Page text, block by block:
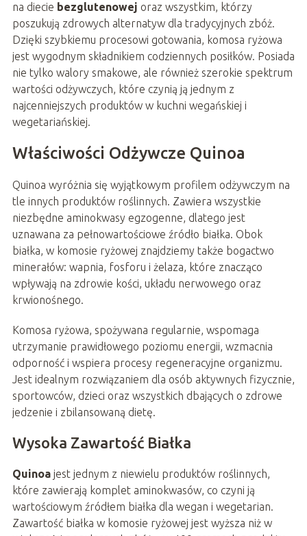
na diecie bezglutenowej oraz wszystkim, którzy
poszukują zdrowych alternatyw dla tradycyjnych zbóż.
Dzięki szybkiemu procesowi gotowania, komosa ryżowa
jest wygodnym składnikiem codziennych posiłków. Posiada
nie tylko walory smakowe, ale również szerokie spektrum
wartości odżywczych, które czynią ją jednym z
najcenniejszych produktów w kuchni wegańskiej i
wegetariańskiej.
Właściwości Odżywcze Quinoa
Quinoa wyróżnia się wyjątkowym profilem odżywczym na
tle innych produktów roślinnych. Zawiera wszystkie
niezbędne aminokwasy egzogenne, dlatego jest
uznawana za pełnowartościowe źródło białka. Obok
białka, w komosie ryżowej znajdziemy także bogactwo
minerałów: wapnia, fosforu i żelaza, które znacząco
wpływają na zdrowie kości, układu nerwowego oraz
krwionośnego.
Komosa ryżowa, spożywana regularnie, wspomaga
utrzymanie prawidłowego poziomu energii, wzmacnia
odporność i wspiera procesy regeneracyjne organizmu.
Jest idealnym rozwiązaniem dla osób aktywnych fizycznie,
sportowców, dzieci oraz wszystkich dbających o zdrowe
jedzenie i zbilansowaną dietę.
Wysoka Zawartość Białka
Quinoajest jednym z niewielu produktów roślinnych,
które zawierają komplet aminokwasów, co czyni ją
wartościowym źródłem białka dla wegan i wegetarian.
Zawartość białka w komosie ryżowej jest wyższa niż w